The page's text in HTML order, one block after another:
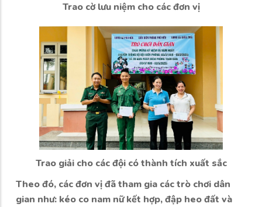
Trao cờ lưu niệm cho các đơn vị
Trao giải cho các đội có thành tích xuất sắc
Theo đó, các đơn vị đã tham gia các trò chơi dân
gian như: kéo co nam nữ kết hợp, đập heo đất và